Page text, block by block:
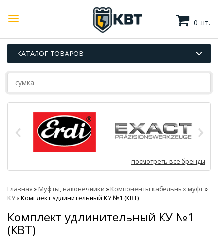
0 шт.
КАТАЛОГ ТОВАРОВ
посмотреть все бренды
Главная »Муфты, наконечники »Компоненты кабельных муфт»
КУ»Комплект удлинительный КУ №1 (КВТ)
Комплект удлинительный КУ №1
(КВТ)